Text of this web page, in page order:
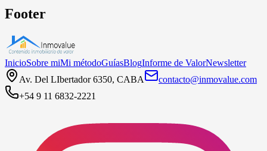
Footer
InicioSobre miMi métodoGuíasBlogInforme de ValorNewsletter
Av. Del LIbertador 6350, CABA
contacto@inmovalue.com
+54 9 11 6832-2221